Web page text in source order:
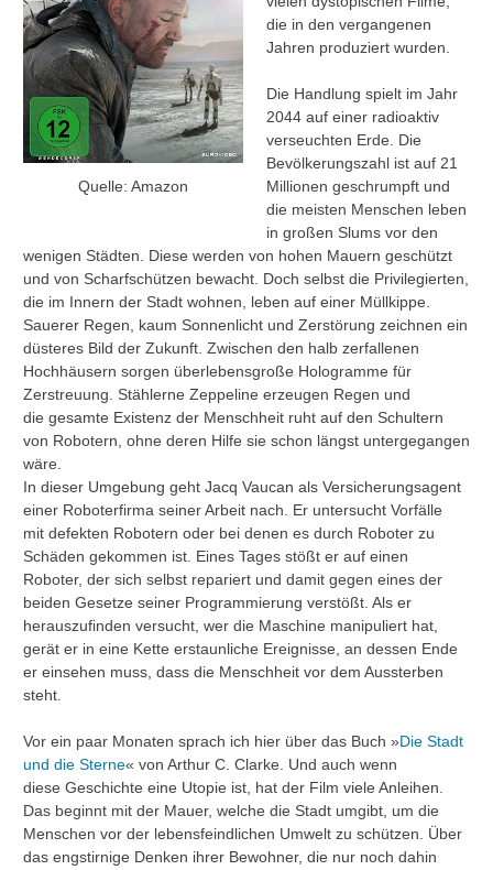
Quelle: Amazon
die in den vergangenen
Jahren produziert wurden.
Die Handlung spielt im Jahr
2044 auf einer radioaktiv
verseuchten Erde. Die
Bevölkerungszahl ist auf 21
Millionen geschrumpft und
die meisten Menschen leben
in großen Slums vor den
wenigen Städten. Diese werden von hohen Mauern geschützt
und von Scharfschützen bewacht. Doch selbst die Privilegierten,
die im Innern der Stadt wohnen, leben auf einer Müllkippe.
Sauerer Regen, kaum Sonnenlicht und Zerstörung zeichnen ein
düsteres Bild der Zukunft. Zwischen den halb zerfallenen
Hochhäusern sorgen überlebensgroße Hologramme für
Zerstreuung. Stählerne Zeppeline erzeugen Regen und
die gesamte Existenz der Menschheit ruht auf den Schultern
von Robotern, ohne deren Hilfe sie schon längst untergegangen
wäre.
In dieser Umgebung geht Jacq Vaucan als Versicherungsagent
einer Roboterfirma seiner Arbeit nach. Er untersucht Vorfälle
mit defekten Robotern oder bei denen es durch Roboter zu
Schäden gekommen ist. Eines Tages stößt er auf einen
Roboter, der sich selbst repariert und damit gegen eines der
beiden Gesetze seiner Programmierung verstößt. Als er
herauszufinden versucht, wer die Maschine manipuliert hat,
gerät er in eine Kette erstaunliche Ereignisse, an dessen Ende
er einsehen muss, dass die Menschheit vor dem Aussterben
steht.
Vor ein paar Monaten sprach ich hier über das Buch »Die Stadt
und die Sterne« von Arthur C. Clarke. Und auch wenn
diese Geschichte eine Utopie ist, hat der Film viele Anleihen.
Das beginnt mit der Mauer, welche die Stadt umgibt, um die
Menschen vor der lebensfeindlichen Umwelt zu schützen. Über
das engstirnige Denken ihrer Bewohner, die nur noch dahin